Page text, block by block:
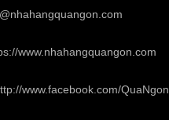
www.nhahangquangon.com
www.facebook.com/QuaNgon